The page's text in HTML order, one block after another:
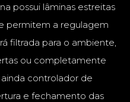
possui lâminas estreitas
permitem a regulagem
filtrada para o ambiente,
ou completamente
controlador de
e fechamento das